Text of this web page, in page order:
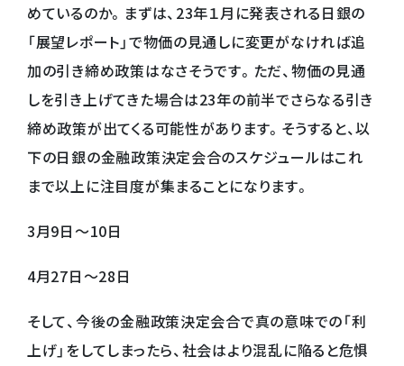
めているのか。まずは、23年１月に発表される日銀の
「展望レポート」で物価の見通しに変更がなければ追
加の引き締め政策はなさそうです。ただ、物価の見通
しを引き上げてきた場合は23年の前半でさらなる引き
締め政策が出てくる可能性があります。そうすると、以
下の日銀の金融政策決定会合のスケジュールはこれ
まで以上に注目度が集まることになります。
3月9日～10日
4月27日～28日
そして、今後の金融政策決定会合で真の意味での「利
上げ」をしてしまったら、社会はより混乱に陥ると危惧